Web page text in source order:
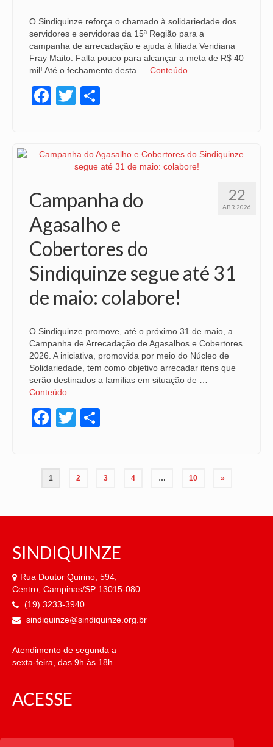
O Sindiquinze reforça o chamado à solidariedade dos
servidores e servidoras da 15ª Região para a
campanha de arrecadação e ajuda à filiada Veridiana
Fray Maito. Falta pouco para alcançar a meta de R$ 40
mil! Até o fechamento desta … Conteúdo
Facebook
Twitter
22
ABR 2026
Campanha do
Agasalho e
Cobertores do
Sindiquinze segue até 31
de maio: colabore!
O Sindiquinze promove, até o próximo 31 de maio, a
Campanha de Arrecadação de Agasalhos e Cobertores
2026. A iniciativa, promovida por meio do Núcleo de
Solidariedade, tem como objetivo arrecadar itens que
serão destinados a famílias em situação de …
Conteúdo
Facebook
Twitter
Paginação
1 2 3 4 … 10 »
SINDIQUINZE
Rua Doutor Quirino, 594,
Centro, Campinas/SP 13015-080
(19) 3233-3940
sindiquinze@sindiquinze.org.br
Atendimento de segunda a
sexta-feira, das 9h às 18h.
ACESSE